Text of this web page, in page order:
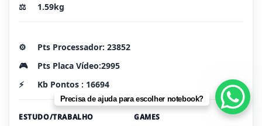
⚖️
1.59kg
⚙️
Pts Processador: 23852
🎮
Pts Placa Vídeo:2995
⚡
Kb Pontos : 16694
ESTUDO/TRABALHO GAMES
Precisa de ajuda para escolher notebook?